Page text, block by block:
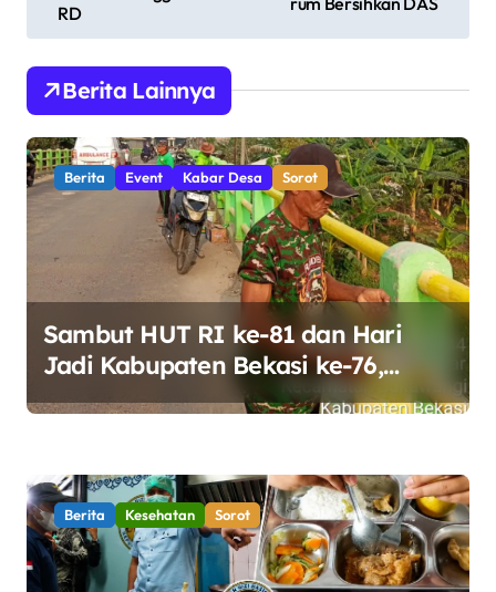
a
s
i
p
s
RD
Berita Lainnya
Berita Event Kabar Desa Sorot
Sambut HUT RI ke-81 dan Hari
Jadi Kabupaten Bekasi ke-76,
Pemdes Muara bakti Gotong
Berita Kesehatan Sorot